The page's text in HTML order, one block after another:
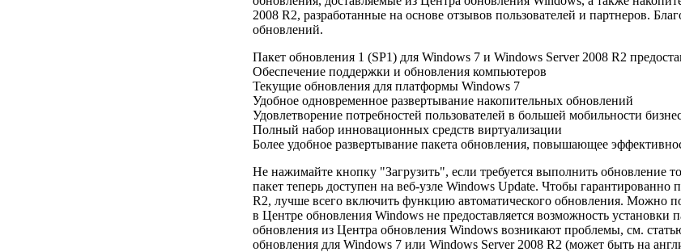
2008 R2, разработанные на основе отзывов пользователей и партнеров.
обновлений.
Пакет обновления 1 (SP1) для Windows 7 и Windows Server 2008 R2
Обеспечение поддержки и обновления компьютеров
Текущие обновления для платформы Windows 7
Удобное одновременное развертывание накопительных обновлений
Удовлетворение потребностей пользователей в большей мобильности
Полный набор инновационных средств виртуализации
Более удобное развертывание пакета обновления, повышающее
Не нажимайте кнопку "Загрузить", если требуется выполнить обновление
пакет теперь доступен на веб-узле Windows Update. Чтобы
R2, лучше всего включить функцию автоматического обновления. Можно
в Центре обновления Windows не предоставляется возможность
обновления из Центра обновления Windows возникают проблемы, см.
обновления для Windows 7 или Windows Server 2008 R2 (может быть на